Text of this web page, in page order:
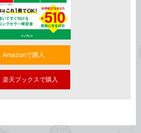
Amazonで購入
楽天ブックスで購入